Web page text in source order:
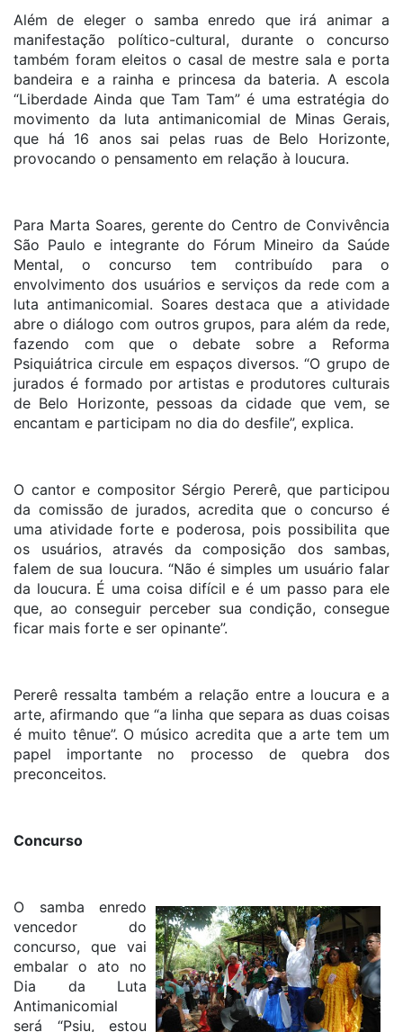
Além de eleger o samba enredo que irá animar a
manifestação político-cultural, durante o concurso
também foram eleitos o casal de mestre sala e porta
bandeira e a rainha e princesa da bateria. A escola
“Liberdade Ainda que Tam Tam” é uma estratégia do
movimento da luta antimanicomial de Minas Gerais,
que há 16 anos sai pelas ruas de Belo Horizonte,
provocando o pensamento em relação à loucura.
Para Marta Soares, gerente do Centro de Convivência
São Paulo e integrante do Fórum Mineiro da Saúde
Mental, o concurso tem contribuído para o
envolvimento dos usuários e serviços da rede com a
luta antimanicomial. Soares destaca que a atividade
abre o diálogo com outros grupos, para além da rede,
fazendo com que o debate sobre a Reforma
Psiquiátrica circule em espaços diversos. “O grupo de
jurados é formado por artistas e produtores culturais
de Belo Horizonte, pessoas da cidade que vem, se
encantam e participam no dia do desfile”, explica.
O cantor e compositor Sérgio Pererê, que participou
da comissão de jurados, acredita que o concurso é
uma atividade forte e poderosa, pois possibilita que
os usuários, através da composição dos sambas,
falem de sua loucura. “Não é simples um usuário falar
da loucura. É uma coisa difícil e é um passo para ele
que, ao conseguir perceber sua condição, consegue
ficar mais forte e ser opinante”.
Pererê ressalta também a relação entre a loucura e a
arte, afirmando que “a linha que separa as duas coisas
é muito tênue”. O músico acredita que a arte tem um
papel importante no processo de quebra dos
preconceitos.
Concurso
O samba enredo
vencedor do
concurso, que vai
embalar o ato no
Dia da Luta
Antimanicomial
será “Psiu, estou